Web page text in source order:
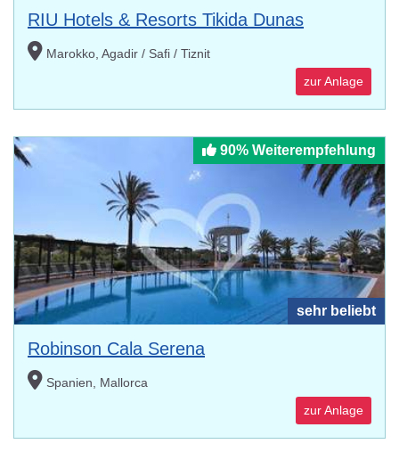
RIU Hotels & Resorts Tikida Dunas
Marokko, Agadir / Safi / Tiznit
zur Anlage
90% Weiterempfehlung
sehr beliebt
Robinson Cala Serena
Spanien, Mallorca
zur Anlage